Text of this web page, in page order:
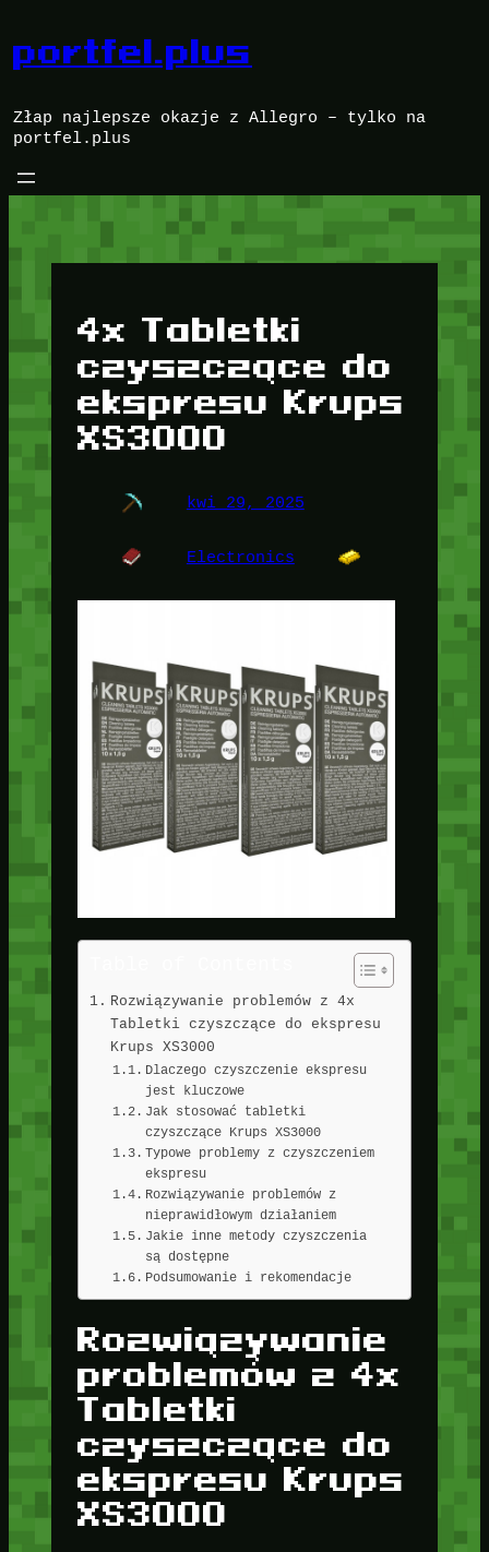
treści
portfel.plus
Złap najlepsze okazje z Allegro – tylko na
portfel.plus
4x Tabletki
czyszczące do
ekspresu Krups
XS3000
kwi 29, 2025
Electronics
Rozwiązywanie problemów z 4x
Tabletki czyszczące do ekspresu
Krups XS3000
Dlaczego czyszczenie ekspresu
jest kluczowe
Jak stosować tabletki
czyszczące Krups XS3000
Typowe problemy z czyszczeniem
ekspresu
Rozwiązywanie problemów z
nieprawidłowym działaniem
Jakie inne metody czyszczenia
są dostępne
Podsumowanie i rekomendacje
Rozwiązywanie
problemów z 4x
Tabletki
czyszczące do
ekspresu Krups
XS3000